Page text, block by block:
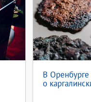
В Оренбурге
о